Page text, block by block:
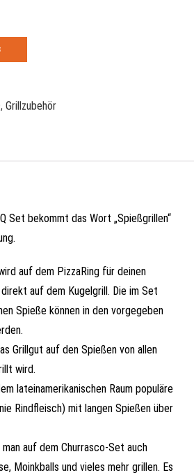
, Grillzubehör
Set bekommt das Wort „Spießgrillen“
auf dem PizzaRing für deinen
auf dem Kugelgrill. Die im Set
Spieße können in den vorgegeben
Grillgut auf den Spießen von allen
wird.
lateinamerikanischen Raum populäre
Rindfleisch) mit langen Spießen über
auf dem Churrasco-Set auch
Moinkballs und vieles mehr grillen. Es